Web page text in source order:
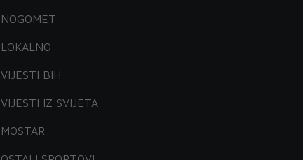
NOGOMET
LOKALNO
VIJESTI BIH
VIJESTI IZ SVIJETA
MOSTAR